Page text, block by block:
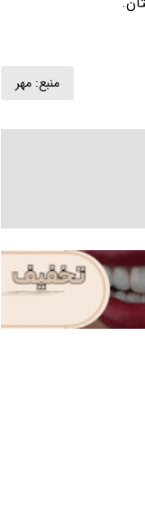
منبع: مهر